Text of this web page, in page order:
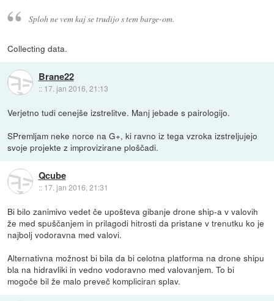
Sploh ne vem kaj se trudijo s tem barge-om.
Collecting data.
Brane22
:: 17. jan 2016, 21:13
Verjetno tudi cenejše izstrelitve. Manj jebade s pairologijo.
SPremljam neke norce na G+, ki ravno iz tega vzroka izstreljujejo
svoje projekte z improvizirane ploščadi.
Qcube
:: 17. jan 2016, 21:31
Bi bilo zanimivo vedet če upošteva gibanje drone ship-a v valovih
že med spuščanjem in prilagodi hitrosti da pristane v trenutku ko je
najbolj vodoravna med valovi.
Alternativna možnost bi bila da bi celotna platforma na drone shipu
bla na hidravliki in vedno vodoravno med valovanjem. To bi
mogoče bil že malo preveč kompliciran splav.